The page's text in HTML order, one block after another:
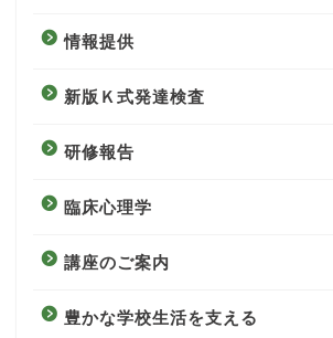
情報提供
新版Ｋ式発達検査
研修報告
臨床心理学
講座のご案内
豊かな学校生活を支える